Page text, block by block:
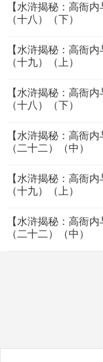
【水浒揭秘：高衙
（十八）（下）
【水浒揭秘：高衙
（十九）（上）
【水浒揭秘：高衙
（十八）（下）
【水浒揭秘：高衙
（二十二）（中）
【水浒揭秘：高衙
（十九）（上）
【水浒揭秘：高衙
（二十二）（中）